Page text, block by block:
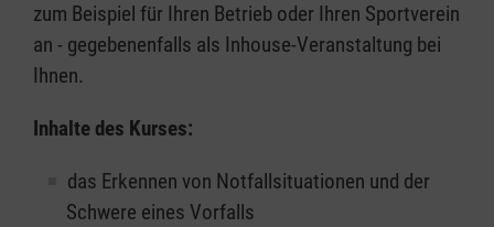
zum Beispiel für Ihren Betrieb oder Ihren Sportverein
an - gegebenenfalls als Inhouse-Veranstaltung bei
Ihnen.
Inhalte des Kurses:
das Erkennen von Notfallsituationen und der
Schwere eines Vorfalls